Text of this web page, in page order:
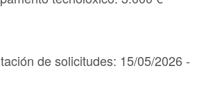
de solicitudes: 15/05/2026 -